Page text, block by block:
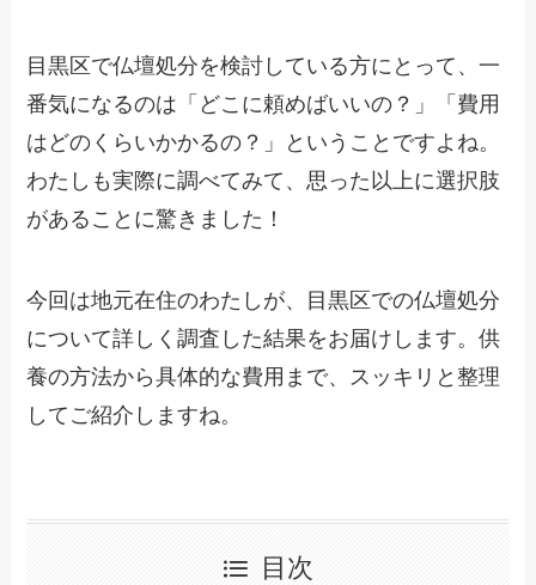
目黒区で仏壇処分を検討している方にとって、一
番気になるのは「どこに頼めばいいの？」「費用
はどのくらいかかるの？」ということですよね。
わたしも実際に調べてみて、思った以上に選択肢
があることに驚きました！
今回は地元在住のわたしが、目黒区での仏壇処分
について詳しく調査した結果をお届けします。供
養の方法から具体的な費用まで、スッキリと整理
してご紹介しますね。
目次